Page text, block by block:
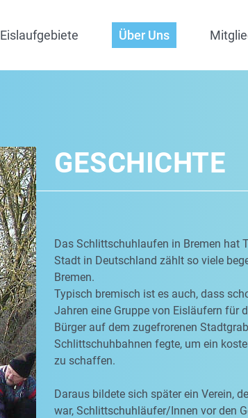
Eislaufgebiete Über Uns
GESCHICHTE
Das Schlittschuhlaufen in Bremen hat
Stadt in Deutschland zählt so viele
Bremen.
Typisch bremisch ist es auch, dass
Jahren eine Gruppe von Eisläufern für
Bürger auf dem zugefrorenen
Schlittschuhbahnen fegte, um ein
zu schaffen.
Daraus bildete sich später ein Verein,
war, Schlittschuhläufer/Innen vor den